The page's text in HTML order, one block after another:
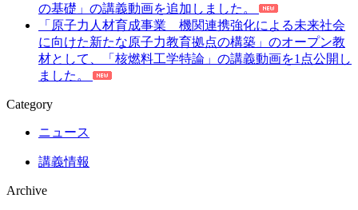
の基礎」の講義動画を追加しました。
「原子力人材育成事業 機関連携強化による未来社会
に向けた新たな原子力教育拠点の構築」のオープン教
材として、「核燃料工学特論」の講義動画を1点公開し
ました。
Category
ニュース
講義情報
Archive